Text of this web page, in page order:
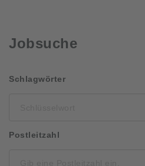
Jobsuche
SchlagwörterSchlüsselwort
Postleitzahl